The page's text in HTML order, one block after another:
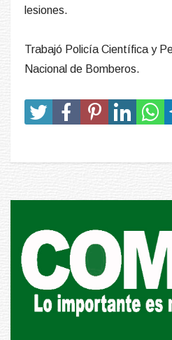
lesiones.
Trabajó Policía Científica y
Nacional de Bomberos.